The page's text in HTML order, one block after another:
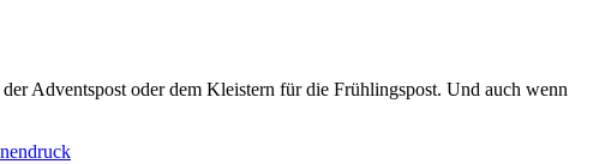
Adventspost oder dem Kleistern für die Frühlingspost. Und auch wenn